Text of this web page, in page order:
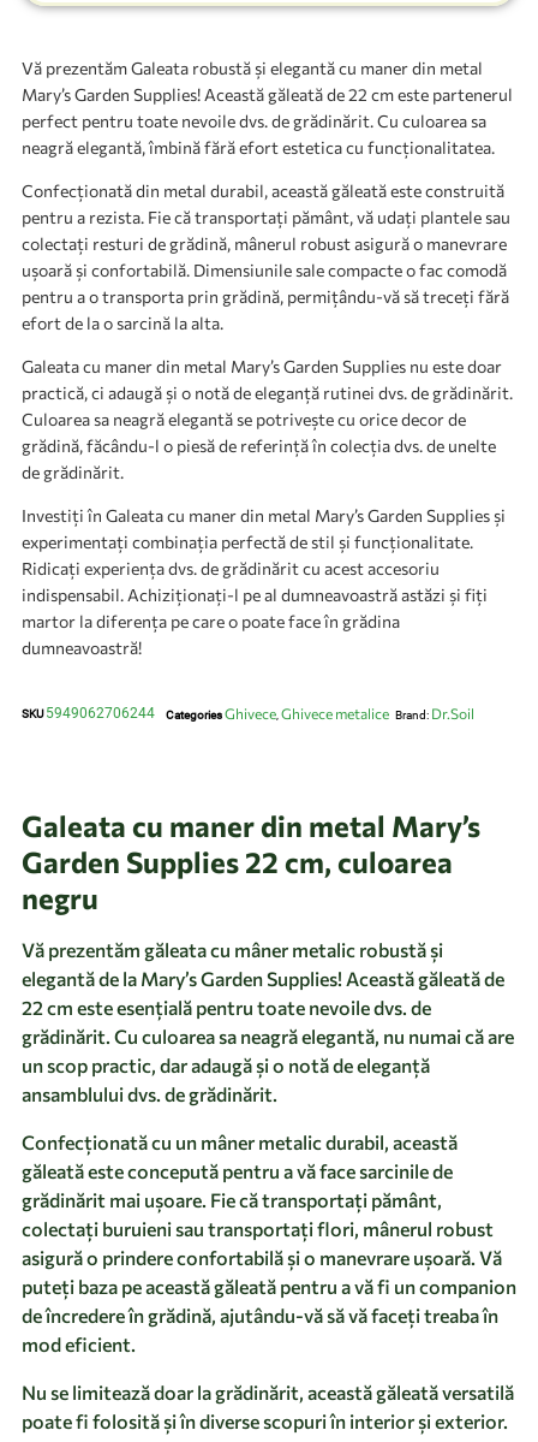
Vă prezentăm Galeata robustă și elegantă cu maner din metal
Mary’s Garden Supplies! Această găleată de 22 cm este partenerul
perfect pentru toate nevoile dvs. de grădinărit. Cu culoarea sa
neagră elegantă, îmbină fără efort estetica cu funcționalitatea.
Confecționată din metal durabil, această găleată este construită
pentru a rezista. Fie că transportați pământ, vă udați plantele sau
colectați resturi de grădină, mânerul robust asigură o manevrare
ușoară și confortabilă. Dimensiunile sale compacte o fac comodă
pentru a o transporta prin grădină, permițându-vă să treceți fără
efort de la o sarcină la alta.
Galeata cu maner din metal Mary’s Garden Supplies nu este doar
practică, ci adaugă și o notă de eleganță rutinei dvs. de grădinărit.
Culoarea sa neagră elegantă se potrivește cu orice decor de
grădină, făcându-l o piesă de referință în colecția dvs. de unelte
de grădinărit.
Investiți în Galeata cu maner din metal Mary’s Garden Supplies și
experimentați combinația perfectă de stil și funcționalitate.
Ridicați experiența dvs. de grădinărit cu acest accesoriu
indispensabil. Achiziționați-l pe al dumneavoastră astăzi și fiți
martor la diferența pe care o poate face în grădina
dumneavoastră!
SKU5949062706244 CategoriesGhivece Ghivece metalice Brand: Dr.Soil
Galeata cu maner din metal Mary’s
Garden Supplies 22 cm, culoarea
negru
Vă prezentăm găleata cu mâner metalic robustă și
elegantă de la Mary’s Garden Supplies! Această găleată de
22 cm este esențială pentru toate nevoile dvs. de
grădinărit. Cu culoarea sa neagră elegantă, nu numai că are
un scop practic, dar adaugă și o notă de eleganță
ansamblului dvs. de grădinărit.
Confecționată cu un mâner metalic durabil, această
găleată este concepută pentru a vă face sarcinile de
grădinărit mai ușoare. Fie că transportați pământ,
colectați buruieni sau transportați flori, mânerul robust
asigură o prindere confortabilă și o manevrare ușoară. Vă
puteți baza pe această găleată pentru a vă fi un companion
de încredere în grădină, ajutându-vă să vă faceți treaba în
mod eficient.
Nu se limitează doar la grădinărit, această găleată versatilă
poate fi folosită și în diverse scopuri în interior și exterior.